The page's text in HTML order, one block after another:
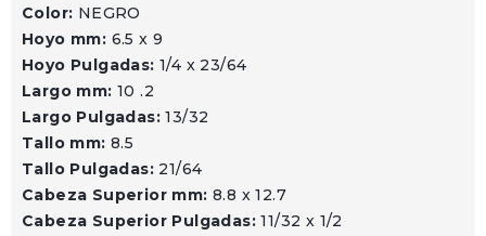
Color: NEGRO
Hoyo mm: 6.5 x 9
Hoyo Pulgadas: 1/4 x 23/64
Largo mm: 10 .2
Largo Pulgadas:13/32
Tallo mm: 8.5
Tallo Pulgadas: 21/64
Cabeza Superior mm: 8.8 x 12.7
Cabeza Superior Pulgadas:11/32 x 1/2